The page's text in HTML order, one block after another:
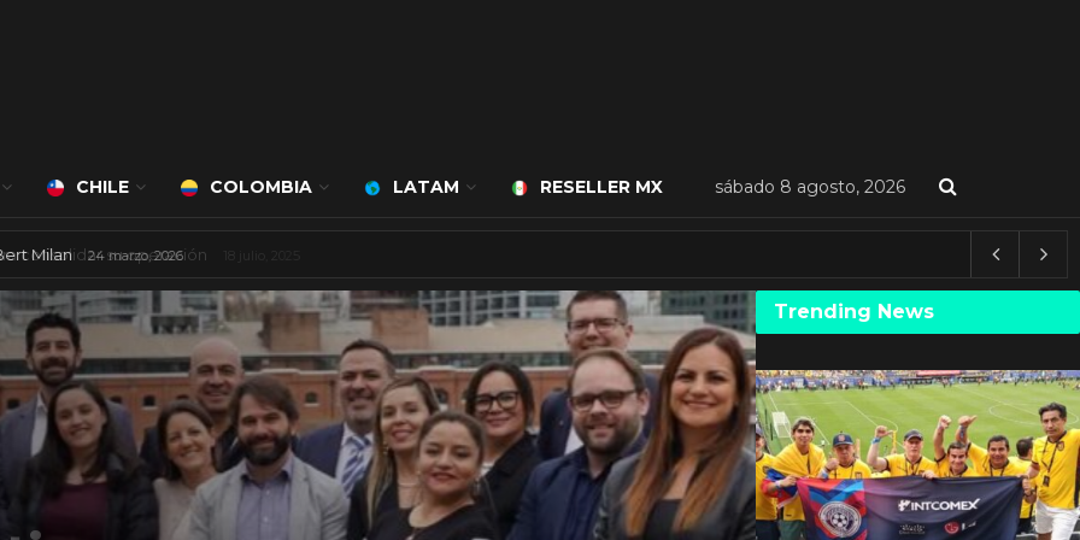
CHILE COLOMBIA LATAM RESELLER MX sábado 8 agosto, 2026
a cargo de Bert Milan 24 marzo, 2026
Trending News